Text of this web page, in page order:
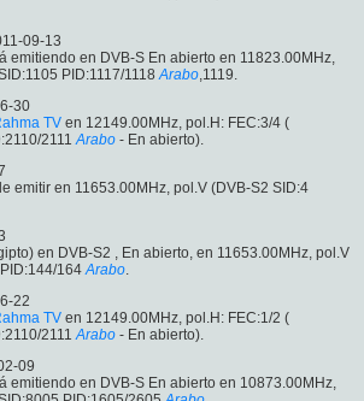
09-13
emitiendo en DVB-S En abierto en 11823.00MHz,
PID:1117/1118 Arabo,1119.
30
TV en 12149.00MHz, pol.H: FEC:3/4 (
2111 Arabo - En abierto).
emitir en 11653.00MHz, pol.V (DVB-S2 SID:4
en DVB-S2 , En abierto, en 11653.00MHz, pol.V
164 Arabo.
22
TV en 12149.00MHz, pol.H: FEC:1/2 (
2111 Arabo - En abierto).
09
emitiendo en DVB-S En abierto en 10873.00MHz,